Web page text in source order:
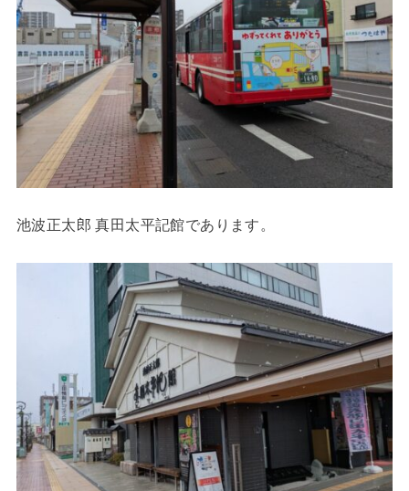
池波正太郎 真田太平記館であります。